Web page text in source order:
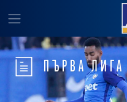
ПЪРВА ЛИГА